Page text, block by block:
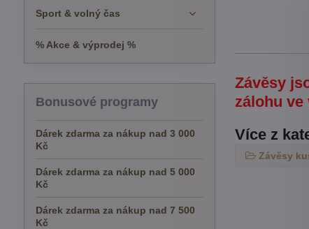
Závěsy
zálohu ve
Více z
Závěsy
Sport & volný čas
% Akce & výprodej %
Bonusové programy
Dárek zdarma za nákup nad 3 000
Kč
Dárek zdarma za nákup nad 5 000
Kč
Dárek zdarma za nákup nad 7 500
Kč